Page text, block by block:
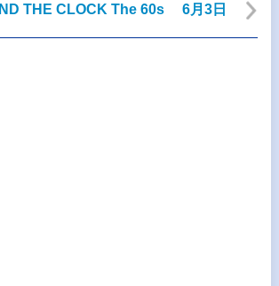
THE CLOCK The 60s 6月3日